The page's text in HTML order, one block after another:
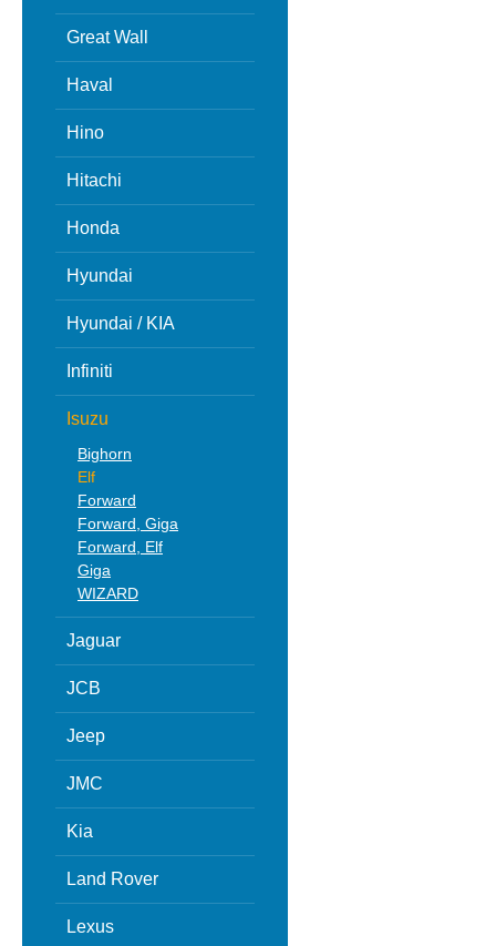
Great Wall
Haval
Hino
Hitachi
Honda
Hyundai
Hyundai / KIA
Infiniti
Isuzu
Bighorn
Elf
Forward
Forward, Giga
Forward, Elf
Giga
WIZARD
Jaguar
JCB
Jeep
JMC
Kia
Land Rover
Lexus